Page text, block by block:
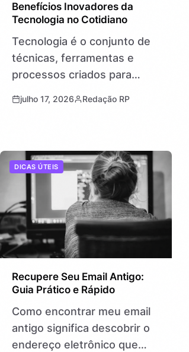
Benefícios Inovadores da
Tecnologia no Cotidiano
Tecnologia é o conjunto de
técnicas, ferramentas e
processos criados para
aprimorar atividades diárias.
acompanha nosso…
julho 17, 2026 Redação RP
DICAS ÚTEIS
Recupere Seu Email Antigo:
Guia Prático e Rápido
Como encontrar meu email
antigo significa descobrir o
endereço eletrônico que